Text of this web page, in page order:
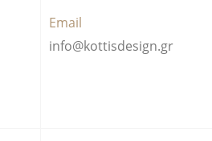
Email
info@kottisdesign.gr